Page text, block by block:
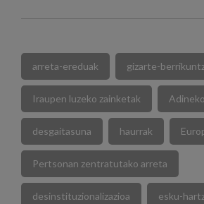
arreta-ereduak gizarte-
Iraupen luzeko zainketak
desgaitasuna haurrak
Pertsonan zentratutako arreta
desinstituzionalizazioa esku-